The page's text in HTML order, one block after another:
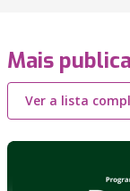
Mais
Ver a lista